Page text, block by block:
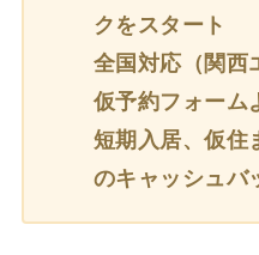
クをスタート
全国対応（関西
仮予約フォーム
短期入居、仮住
のキャッシュバ